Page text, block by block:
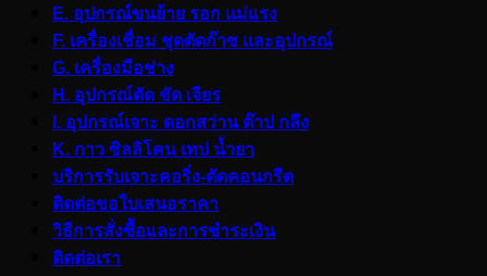
E. อุปกรณ์ขนย้าย รอก แม่แรง
F. เครื่องเชื่อม ชุดตัดก๊าซ และอุปกรณ์
G. เครื่องมือช่าง
H. อุปกรณ์ตัด ขัด เจียร
I. อุปกรณ์เจาะ ดอกสว่าน ต๊าป กลึง
K. กาว ซิลลิโคน เทป น้ำยา
บริการรับเจาะคอริ่ง-ตัดคอนกรีต
ติดต่อขอใบเสนอราคา
วิธีการสั่งซื้อและการชำระเงิน
ติดต่อเรา